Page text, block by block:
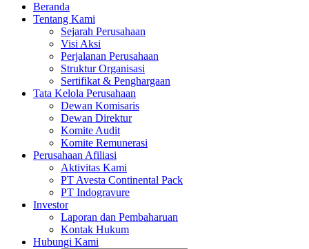
Beranda
Tentang Kami
Sejarah Perusahaan
Visi Aksi
Perjalanan Perusahaan
Struktur Organisasi
Sertifikat & Penghargaan
Tata Kelola Perusahaan
Dewan Komisaris
Dewan Direktur
Komite Audit
Komite Remunerasi
Perusahaan Afiliasi
Aktivitas Kami
PT Avesta Continental Pack
PT Indogravure
Investor
Laporan dan Pembaharuan
Kontak Hukum
Hubungi Kami